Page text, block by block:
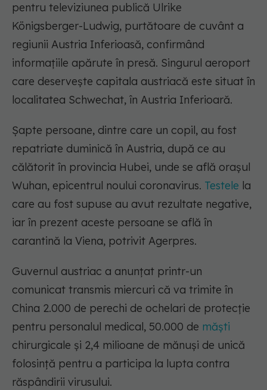
pentru televiziunea publică Ulrike
Königsberger-Ludwig, purtătoare de cuvânt a
regiunii Austria Inferioasă, confirmând
informaţiile apărute în presă. Singurul aeroport
care deserveşte capitala austriacă este situat în
localitatea Schwechat, în Austria Inferioară.
Şapte persoane, dintre care un copil, au fost
repatriate duminică în Austria, după ce au
călătorit în provincia Hubei, unde se află oraşul
Wuhan, epicentrul noului coronavirus. Testele la
care au fost supuse au avut rezultate negative,
iar în prezent aceste persoane se află în
carantină la Viena, potrivit Agerpres.
Guvernul austriac a anunţat printr-un
comunicat transmis miercuri că va trimite în
China 2.000 de perechi de ochelari de protecţie
pentru personalul medical, 50.000 de măşti
chirurgicale şi 2,4 milioane de mănuşi de unică
folosinţă pentru a participa la lupta contra
răspândirii virusului.